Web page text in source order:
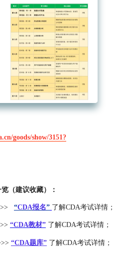
goods/show/3151?
（建议收藏）：
“CDA报名” 了解CDA考试详情；
“CDA教材” 了解CDA考试详情；
“CDA题库” 了解CDA考试详情；